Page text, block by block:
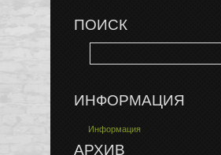
ПОИСК
ИНФОРМАЦИЯ
Информация
АРХИВ